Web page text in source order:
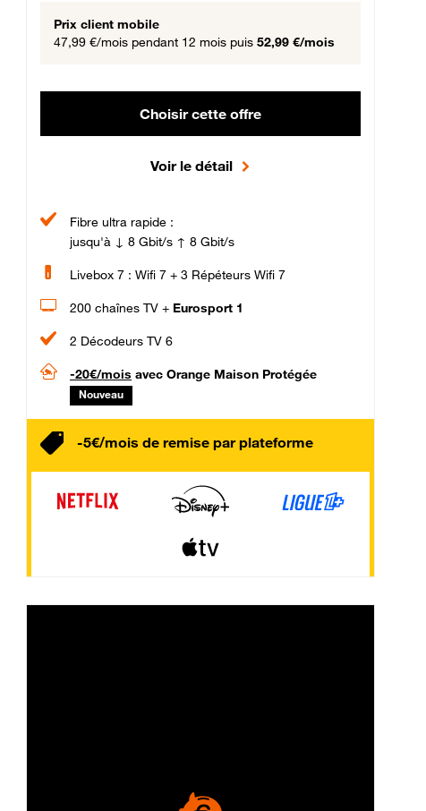
Prix client mobile
47,99 €/mois pendant 12 mois puis 52,99 €/mois
Choisir cette offre
Voir le détail
Fibre ultra rapide :
jusqu'à ↓ 8 Gbit/s ↑ 8 Gbit/s
Livebox 7 : Wifi 7 + 3 Répéteurs Wifi 7
200 chaînes TV + Eurosport 1
2 Décodeurs TV 6
-20€/mois avec Orange Maison Protégée
Nouveau
-5€/mois de remise par plateforme